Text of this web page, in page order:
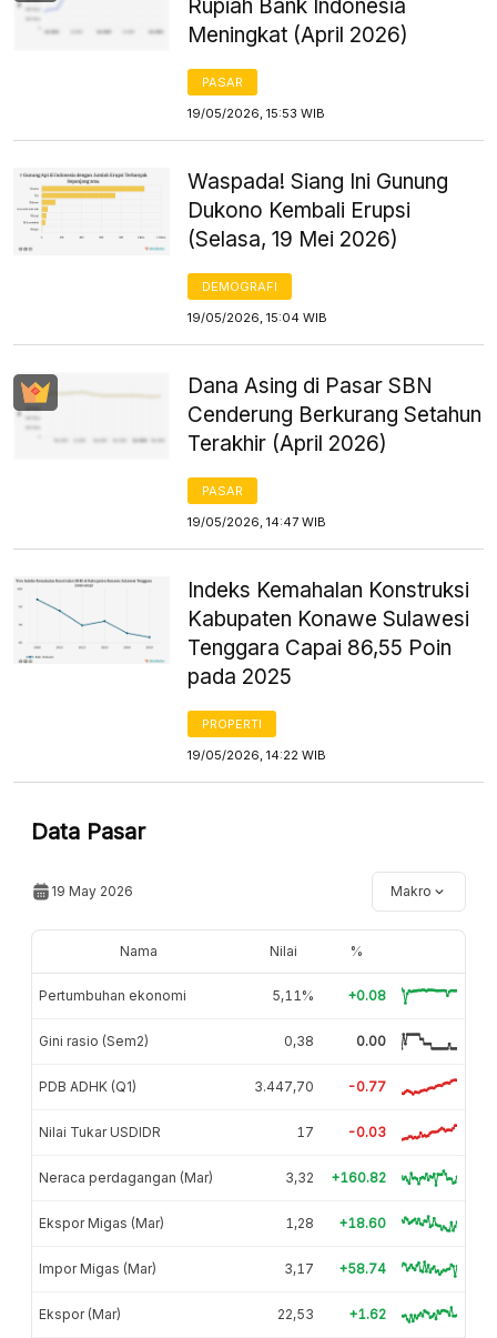
Rupiah Bank Indonesia
Meningkat (April 2026)
PASAR
19/05/2026, 15:53 WIB
Waspada! Siang Ini Gunung
Dukono Kembali Erupsi
(Selasa, 19 Mei 2026)
DEMOGRAFI
19/05/2026, 15:04 WIB
Dana Asing di Pasar SBN
Cenderung Berkurang Setahun
Terakhir (April 2026)
PASAR
19/05/2026, 14:47 WIB
Indeks Kemahalan Konstruksi
Kabupaten Konawe Sulawesi
Tenggara Capai 86,55 Poin
pada 2025
PROPERTI
19/05/2026, 14:22 WIB
Data Pasar
19 May 2026 Makro
Nama Nilai %
Pertumbuhan ekonomi 5,11% +0.08
Gini rasio (Sem2) 0,38 0.00
PDB ADHK (Q1) 3.447,70 -0.77
Nilai Tukar USDIDR 17 -0.03
Neraca perdagangan (Mar) 3,32 +160.82
Ekspor Migas (Mar) 1,28 +18.60
Impor Migas (Mar) 3,17 +58.74
Ekspor (Mar) 22,53 +1.62